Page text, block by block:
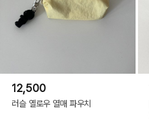
12,500
러슬 옐로우 열매 파우치